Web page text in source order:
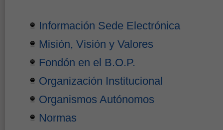
Información Sede Electrónica
Misión, Visión y Valores
Fondón en el B.O.P.
Organización Institucional
Organismos Autónomos
Normas